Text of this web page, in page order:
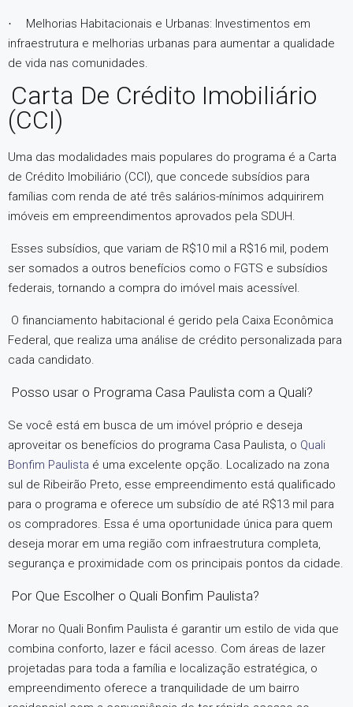
· Melhorias Habitacionais e Urbanas: Investimentos em
infraestrutura e melhorias urbanas para aumentar a qualidade
de vida nas comunidades.
Carta De Crédito Imobiliário
(CCI)
Uma das modalidades mais populares do programa é a Carta
de Crédito Imobiliário (CCI), que concede subsídios para
famílias com renda de até três salários-mínimos adquirirem
imóveis em empreendimentos aprovados pela SDUH.
Esses subsídios, que variam de R$10 mil a R$16 mil, podem
ser somados a outros benefícios como o FGTS e subsídios
federais, tornando a compra do imóvel mais acessível.
O financiamento habitacional é gerido pela Caixa Econômica
Federal, que realiza uma análise de crédito personalizada para
cada candidato.
Posso usar o Programa Casa Paulista com a Quali?
Se você está em busca de um imóvel próprio e deseja
aproveitar os benefícios do programa Casa Paulista, o Quali
Bonfim Paulista é uma excelente opção. Localizado na zona
sul de Ribeirão Preto, esse empreendimento está qualificado
para o programa e oferece um subsídio de até R$13 mil para
os compradores. Essa é uma oportunidade única para quem
deseja morar em uma região com infraestrutura completa,
segurança e proximidade com os principais pontos da cidade.
Por Que Escolher o Quali Bonfim Paulista?
Morar no Quali Bonfim Paulista é garantir um estilo de vida que
combina conforto, lazer e fácil acesso. Com áreas de lazer
projetadas para toda a família e localização estratégica, o
empreendimento oferece a tranquilidade de um bairro